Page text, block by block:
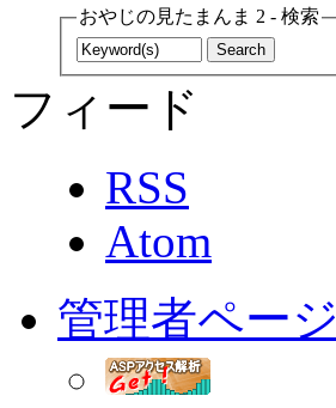
おやじの見たまんま 2 - 検索
フィード
RSS
Atom
管理者ページ